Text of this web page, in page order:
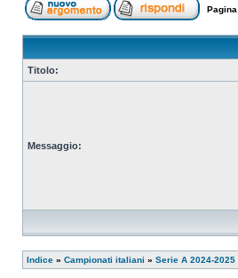
Pagina
Titolo:
Messaggio:
Indice » Campionati italiani » Serie A 2024-2025